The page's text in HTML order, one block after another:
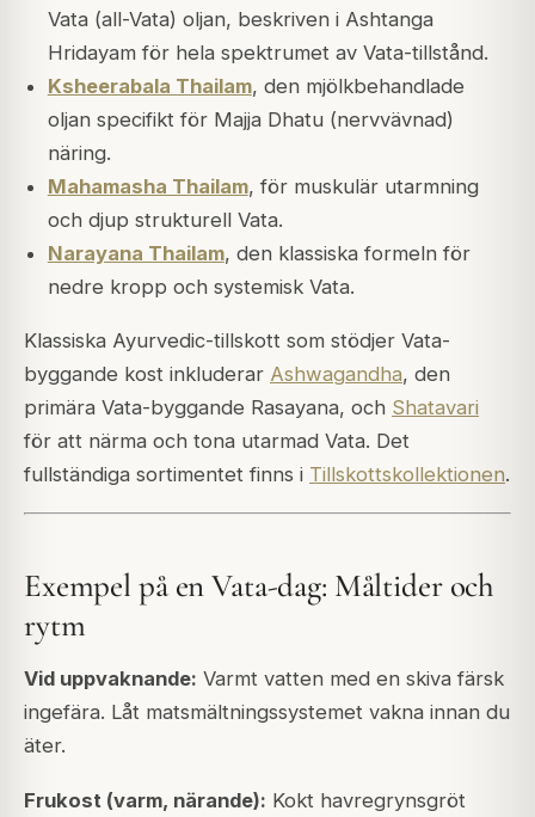
Vata (all-Vata) oljan, beskriven i Ashtanga
Hridayam för hela spektrumet av Vata-tillstånd.
Ksheerabala Thailam, den mjölkbehandlade
oljan specifikt för Majja Dhatu (nervvävnad)
näring.
Mahamasha Thailam, för muskulär utarmning
och djup strukturell Vata.
Narayana Thailam, den klassiska formeln för
nedre kropp och systemisk Vata.
Klassiska Ayurvedic-tillskott som stödjer Vata-
byggande kost inkluderar Ashwagandha, den
primära Vata-byggande Rasayana, och Shatavari
för att närma och tona utarmad Vata. Det
fullständiga sortimentet finns i Tillskottskollektionen.
Exempel på en Vata-dag: Måltider och
rytm
Vid uppvaknande: Varmt vatten med en skiva färsk
ingefära. Låt matsmältningssystemet vakna innan du
äter.
Frukost (varm, närande): Kokt havregrynsgröt